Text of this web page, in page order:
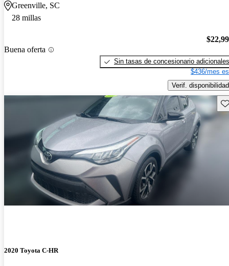
Greenville, SC
28 millas
Buena oferta
Sin tasas de concesionario adicionales
$436/mes
Verif. disponibilidad
2020 Toyota C-HR